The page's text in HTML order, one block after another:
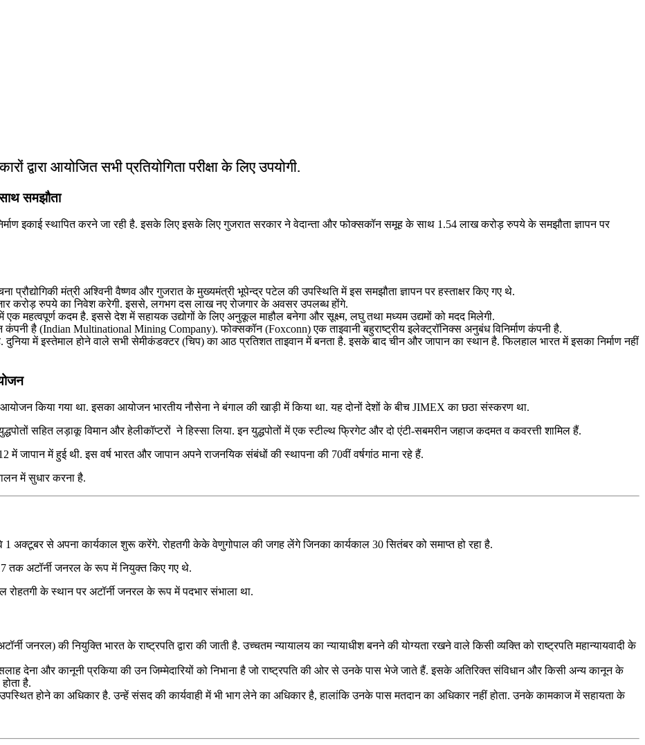
आयोजित सभी प्रतियोगिता परीक्षा के लिए उपयोगी.
समझौता
इकाई स्थापित करने जा रही है. इसके लिए इसके लिए गुजरात सरकार ने वेदान्‍ता और फोक्‍सकॉन समूह के साथ 1.54 लाख करोड़ रुपये के समझौता ज्ञापन पर
प्रौद्योगिकी मंत्री अश्विनी वैष्णव और गुजरात के मुख्‍यमंत्री भूपेन्‍द्र पटेल की उपस्थिति में इस समझौता ज्ञापन पर हस्ताक्षर किए गए थे.
करोड़ रुपये का निवेश करेगी. इससे, लगभग दस लाख नए रोजगार के अवसर उपलब्ध होंगे.
में एक महत्वपूर्ण कदम है. इससे देश में सहायक उद्योगों के लिए अनुकूल माहौल बनेगा और सूक्ष्म, लघु तथा मध्यम उद्यमों को मदद मिलेगी.
कंपनी है (Indian Multinational Mining Company). फोक्‍सकॉन (Foxconn) एक ताइवानी बहुराष्ट्रीय इलेक्ट्रॉनिक्स अनुबंध विनिर्माण कंपनी है.
में इस्तेमाल होने वाले सभी सेमीकंडक्टर (चिप) का आठ प्रतिशत ताइवान में बनता है. इसके बाद चीन और जापान का स्थान है. फिलहाल भारत में इसका निर्माण नहीं
किया गया था. इसका आयोजन भारतीय नौसेना ने बंगाल की खाड़ी में किया था. यह दोनों देशों के बीच JIMEX का छठा संस्करण था.
सहित लड़ाकू विमान और हेलीकॉप्टरों ने हिस्सा लिया. इन युद्धपोतों में एक स्टील्थ फ्रिगेट और दो एंटी-सबमरीन जहाज कदमत व कवरत्ती शामिल हैं.
में हुई थी. इस वर्ष भारत और जापान अपने राजनयिक संबंधों की स्थापना की 70वीं वर्षगांठ माना रहे हैं.
में सुधार करना है.
अक्टूबर से अपना कार्यकाल शुरू करेंगे. रोहतगी केके वेणुगोपाल की जगह लेंगे जिनका कार्यकाल 30 सितंबर को समाप्त हो रहा है.
तक अटॉर्नी जनरल के रूप में नियुक्त किए गए थे.
के स्थान पर अटॉर्नी जनरल के रूप में पदभार संभाला था.
जनरल) की नियुक्ति भारत के राष्ट्रपति द्वारा की जाती है. उच्चतम न्यायालय का न्यायाधीश बनने की योग्यता रखने वाले किसी व्यक्ति को राष्ट्रपति महान्यायवादी के
देना और कानूनी प्रकिया की उन जिम्मेदारियों को निभाना है जो राष्ट्रपति की ओर से उनके पास भेजे जाते हैं. इसके अतिरिक्त संविधान और किसी अन्य कानून के
है.
होने का अधिकार है. उन्हें संसद की कार्यवाही में भी भाग लेने का अधिकार है, हालांकि उनके पास मतदान का अधिकार नहीं होता. उनके कामकाज में सहायता के